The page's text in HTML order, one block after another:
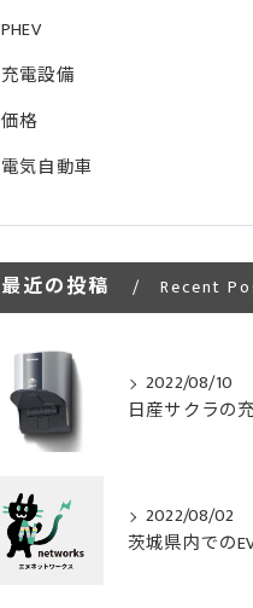
PHEV
充電設備
価格
電気自動車
最近の投稿 Recent
2022/08/10
日産サクラの
2022/08/02